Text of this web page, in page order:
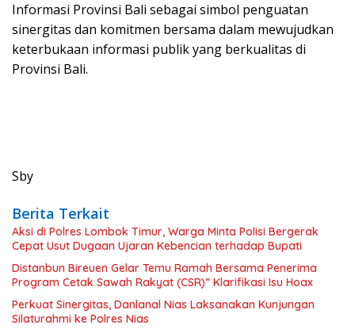
Informasi Provinsi Bali sebagai simbol penguatan
sinergitas dan komitmen bersama dalam mewujudkan
keterbukaan informasi publik yang berkualitas di
Provinsi Bali.
Sby
Berita Terkait
Aksi di Polres Lombok Timur, Warga Minta Polisi Bergerak
Cepat Usut Dugaan Ujaran Kebencian terhadap Bupati
Distanbun Bireuen Gelar Temu Ramah Bersama Penerima
Program Cetak Sawah Rakyat (CSR)” Klarifikasi Isu Hoax
Perkuat Sinergitas, Danlanal Nias Laksanakan Kunjungan
Silaturahmi ke Polres Nias